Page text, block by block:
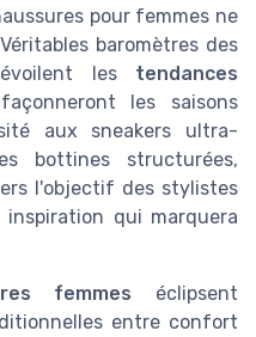
pour femmes ne
baromètres des
les tendances
les saisons
aux sneakers ultra-
bottines structurées,
l'objectif des stylistes
qui marquera
femmes éclipsent
entre confort